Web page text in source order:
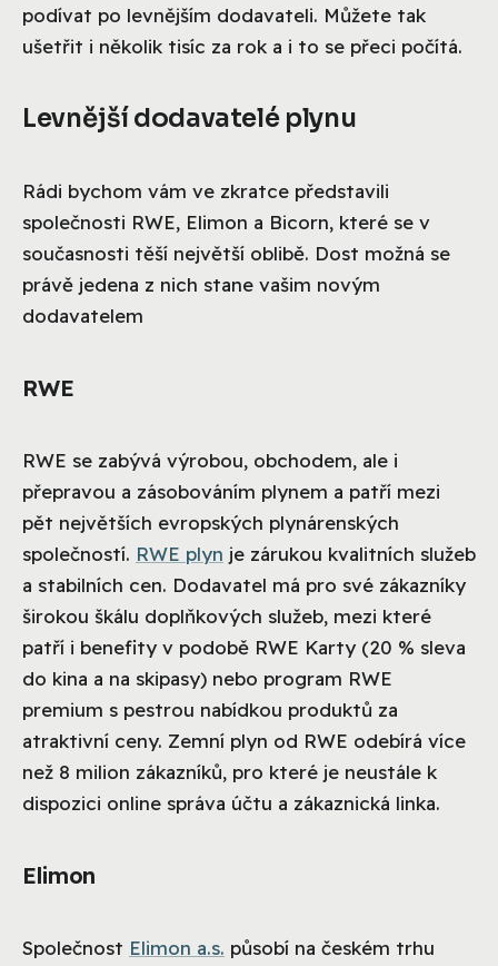
podívat po levnějším dodavateli. Můžete tak
ušetřit i několik tisíc za rok a i to se přeci počítá.
Levnější dodavatelé plynu
Rádi bychom vám ve zkratce představili
společnosti RWE, Elimon a Bicorn, které se v
současnosti těší největší oblibě. Dost možná se
právě jedena z nich stane vašim novým
dodavatelem
RWE
RWE se zabývá výrobou, obchodem, ale i
přepravou a zásobováním plynem a patří mezi
pět největších evropských plynárenských
společností. RWE plyn je zárukou kvalitních služeb
a stabilních cen. Dodavatel má pro své zákazníky
širokou škálu doplňkových služeb, mezi které
patří i benefity v podobě RWE Karty (20 % sleva
do kina a na skipasy) nebo program RWE
premium s pestrou nabídkou produktů za
atraktivní ceny. Zemní plyn od RWE odebírá více
než 8 milion zákazníků, pro které je neustále k
dispozici online správa účtu a zákaznická linka.
Elimon
Společnost Elimon a.s. působí na českém trhu